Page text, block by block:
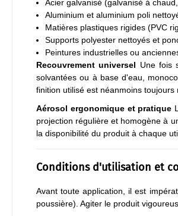
Acier galvanisé (galvanisé à
Aluminium et aluminium poli
Matières plastiques rigides (PVC
Supports polyester nettoyés et
Peintures industrielles ou
Recouvrement universel Une fois
solvantées ou à base d'eau,
finition utilisé est néanmoins toujours
Aérosol ergonomique et pratique
projection régulière et homogène à
la disponibilité du produit à chaque
Conditions d'utilisation et
Avant toute application, il est
poussière). Agiter le produit